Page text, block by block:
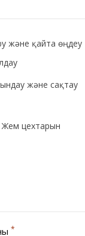
және қайта өңдеу
және сақтау
цехтарын
*